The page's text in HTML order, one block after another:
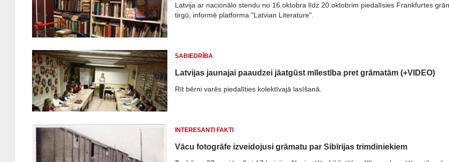
Latvija ar nacionālo stendu no 16.oktobra līdz 20.oktobrim piedalīsies Frankfurtes
tirgū, informē platforma "Latvian Literature".
SABIEDRĪBA
Latvijas jaunajai paaudzei jāatgūst mīlestība pret grāmatām (+VIDEO)
Rīt bērni varēs piedalīties kolektīvajā lasīšanā.
INTERESANTI FAKTI
Vācu fotogrāfe izveidojusi grāmatu par Sibīrijas trimdiniekiem